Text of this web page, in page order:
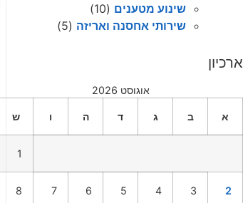
שינוע מטענים (10)
שירותי אחסנה ואריזה (5)
ארכיון
אוגוסט 2026
א ב ג ד ה ו ש
1
2
3
4
5
6
7
8